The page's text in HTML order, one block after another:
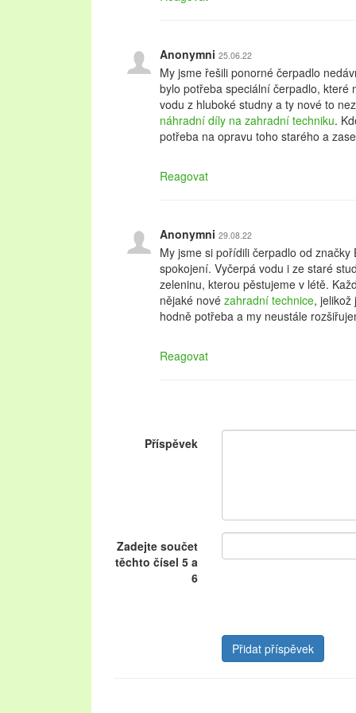
Anonymni 25.06.22
My jsme řešili ponorné čerpadlo
bylo potřeba speciální čerpadlo, které
vodu z hluboké studny a ty nové to
náhradní díly na zahradní techniku.
potřeba na opravu toho starého a
Reagovat
Anonymni 29.08.22
My jsme si pořídili čerpadlo od
spokojení. Vyčerpá vodu i ze staré
zeleninu, kterou pěstujeme v létě.
nějaké nové zahradní technice, jelikož
hodně potřeba a my neustále
Reagovat
Příspěvek
Zadejte součet
těchto čísel 5 a
6